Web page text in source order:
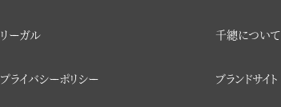
リーガル
プライバシーポリシー
千總について
ブランドサイト